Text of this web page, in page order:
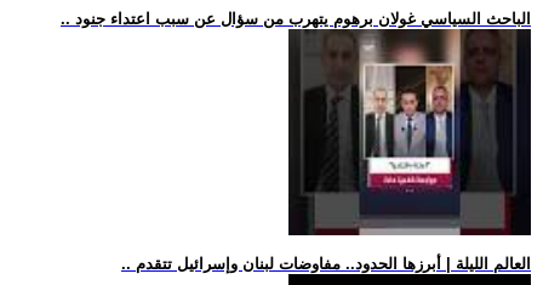
.. الباحث السياسي غولان برهوم يتهرب من سؤال عن سبب اعتداء جنود
.. العالم الليلة | أبرزها الحدود.. مفاوضات لبنان وإسرائيل تتقدم